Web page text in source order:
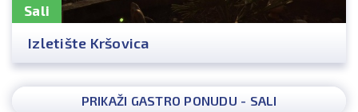
Sali
Izletište Kršovica
PRIKAŽI GASTRO PONUDU - SALI